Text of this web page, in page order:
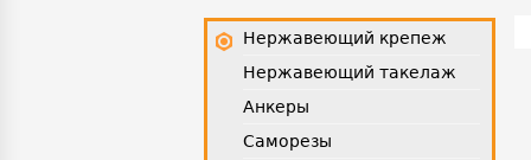
Нержавеющий крепеж
Нержавеющий такелаж
Анкеры
Саморезы